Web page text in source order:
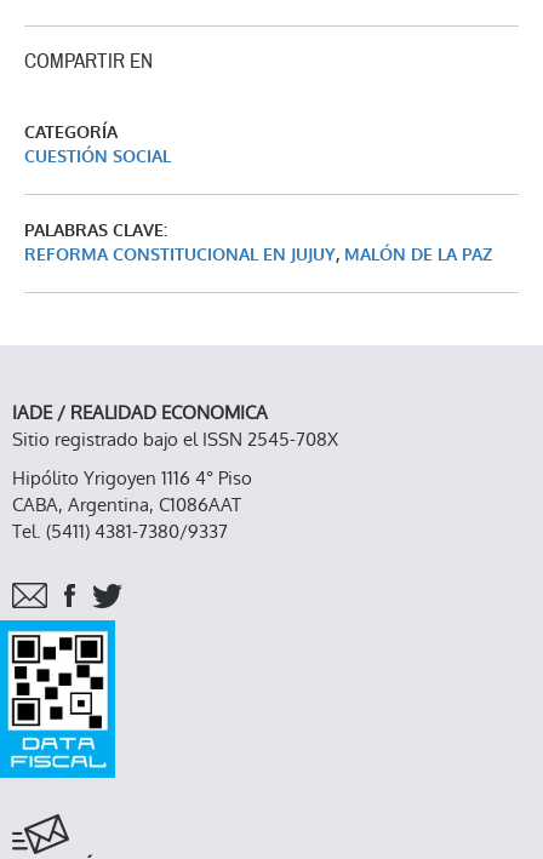
COMPARTIR EN
CATEGORÍA
CUESTIÓN SOCIAL
PALABRAS CLAVE:
REFORMA CONSTITUCIONAL EN JUJUY, MALÓN DE LA PAZ
IADE / REALIDAD ECONOMICA
Sitio registrado bajo el ISSN 2545-708X
Hipólito Yrigoyen 1116 4° Piso
CABA, Argentina, C1086AAT
Tel. (5411) 4381-7380/9337